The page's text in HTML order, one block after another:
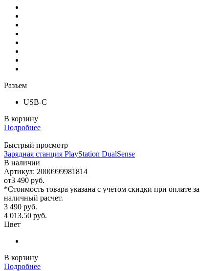
Разъем
USB-C
В корзину
Подробнее
Быстрый просмотр
Зарядная станция PlayStation DualSense
В наличии
Артикул: 2000999981814
от3 490 руб.
*Стоимость товара указана с учетом скидки при оплате за
наличный расчет.
3 490 руб.
4 013.50 руб.
Цвет
В корзину
Подробнее